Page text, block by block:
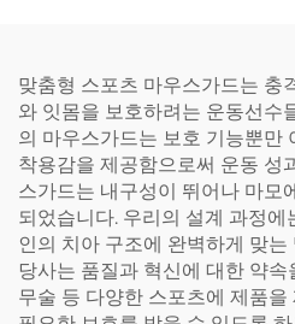
맞춤형 스포츠 마우스가드는 충
와 잇몸을 보호하려는 운동선수
의 마우스가드는 보호 기능뿐만
착용감을 제공함으로써 운동 성
스가드는 내구성이 뛰어나 마모
되었습니다. 우리의 설계 과정
인의 치아 구조에 완벽하게 맞
당사는 품질과 혁신에 대한 약
무술 등 다양한 스포츠에 제품